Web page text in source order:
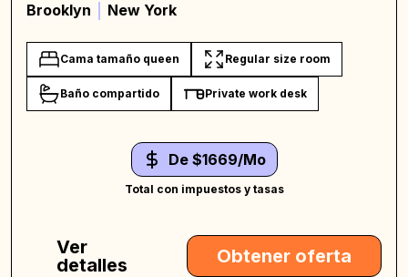
Brooklyn New York
Cama tamaño queen Regular size room
Baño compartido Private work desk
De $1669/Mo
Total con impuestos y tasas
Ver
detalles
Obtener oferta